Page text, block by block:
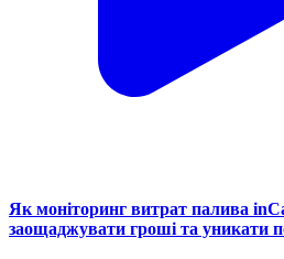
Як моніторинг витрат палива
заощаджувати гроші та уникати